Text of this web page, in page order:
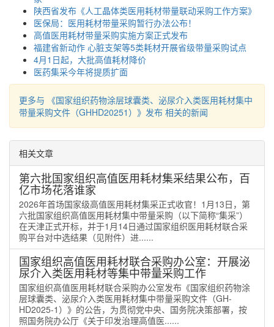
陕西省发布《人工晶体类医用耗材带量联动采购工作方案》
医保局：医用耗材带量采购暂行办法公布！
高值医用耗材带量采购实施方案正式发布
福建省新动作 心脏支架等5类耗材开展省级带量采购试点
4月1日起，大批高值耗材降价
医药集采今年将提质扩面
更多与 《国家组织药物涂层球囊类、泌尿介入类医用耗材集中
带量采购文件（GHHD20251）》发布 相关的新闻
相关文章
第六批国家组织高值医用耗材集采结果公布，百
亿市场花落谁家
2026年首场国家级高值医用耗材集采正式收官！1月13日，第
六批国家组织高值医用耗材集中带量采购（以下简称“集采”）
在天津正式开标，并于1月14日通过国家组织医用耗材联合采
购平台对中选结果（见附件）进......
国家组织高值医用耗材联合采购办公室：开展泌
尿介入类医用耗材等集中带量采购工作
国家组织高值医用耗材联合采购办公室发布《国家组织药物涂
层球囊类、泌尿介入类医用耗材集中带量采购文件（GH-
HD2025-1）》的公告，为贯彻党中央、国务院决策部署，按
照国务院办公厅《关于印发治理高值医......